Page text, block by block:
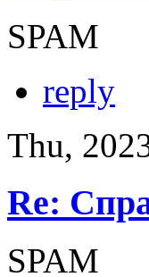
SPAM
reply
Thu,
Re:
SPAM